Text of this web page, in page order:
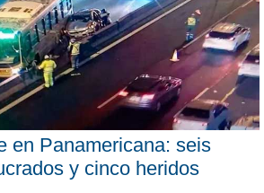
en Panamericana: seis
y cinco heridos